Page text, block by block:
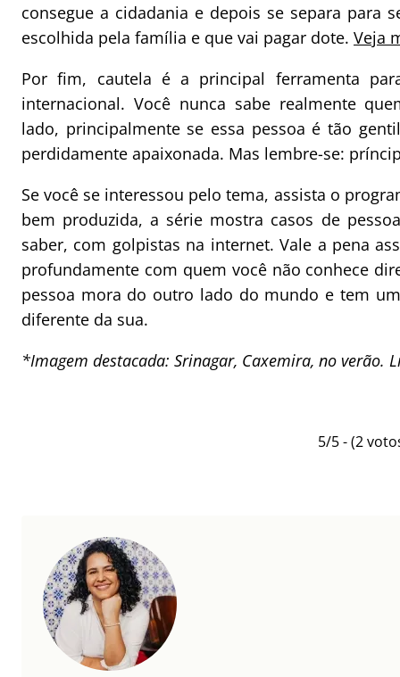
consegue a cidadania e depois se separa para
escolhida pela família e que vai pagar dote. Veja
Por fim, cautela é a principal ferramenta
internacional. Você nunca sabe realmente
lado, principalmente se essa pessoa é tão
perdidamente apaixonada. Mas lembre-se:
Se você se interessou pelo tema, assista o
bem produzida, a série mostra casos de
saber, com golpistas na internet. Vale a pena
profundamente com quem você não conhece
pessoa mora do outro lado do mundo e tem
diferente da sua.
*Imagem destacada: Srinagar, Caxemira, no verão.
5/5 - (2